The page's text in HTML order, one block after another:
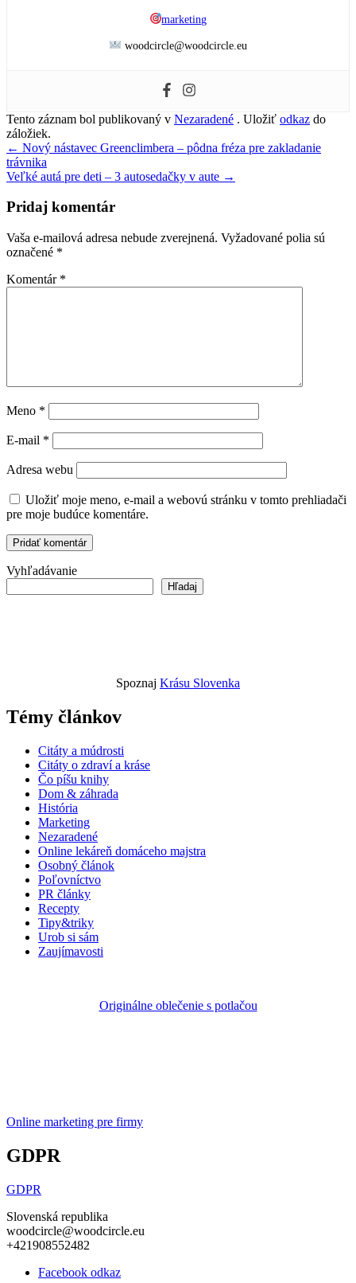
marketing
woodcircle@woodcircle.eu
Tento záznam bol publikovaný v Nezaradené . Uložiť odkaz do
záložiek.
Navigácia
v
← Nový nástavec Greenclimbera – pôdna fréza pre zakladanie
trávnika
Veľké autá pre deti – 3 autosedačky v aute →
Pridaj komentár
Vaša e-mailová adresa nebude zverejnená. Vyžadované polia sú
označené *
Komentár *
Meno *
E-mail *
Adresa webu
Uložiť moje meno, e-mail a webovú stránku v tomto prehliadači
pre moje budúce komentáre.
Vyhľadávanie
Hľadaj
Spoznaj Krásu Slovenka
Témy článkov
Citáty a múdrosti
Citáty o zdraví a kráse
Čo píšu knihy
Dom & záhrada
História
Marketing
Nezaradené
Online lekáreň domáceho majstra
Osobný článok
Poľovníctvo
PR články
Recepty
Tipy&triky
Urob si sám
Zaujímavosti
Originálne oblečenie s potlačou
Online marketing pre firmy
GDPR
GDPR
Slovenská republika
woodcircle@woodcircle.eu
+421908552482
Facebook odkaz